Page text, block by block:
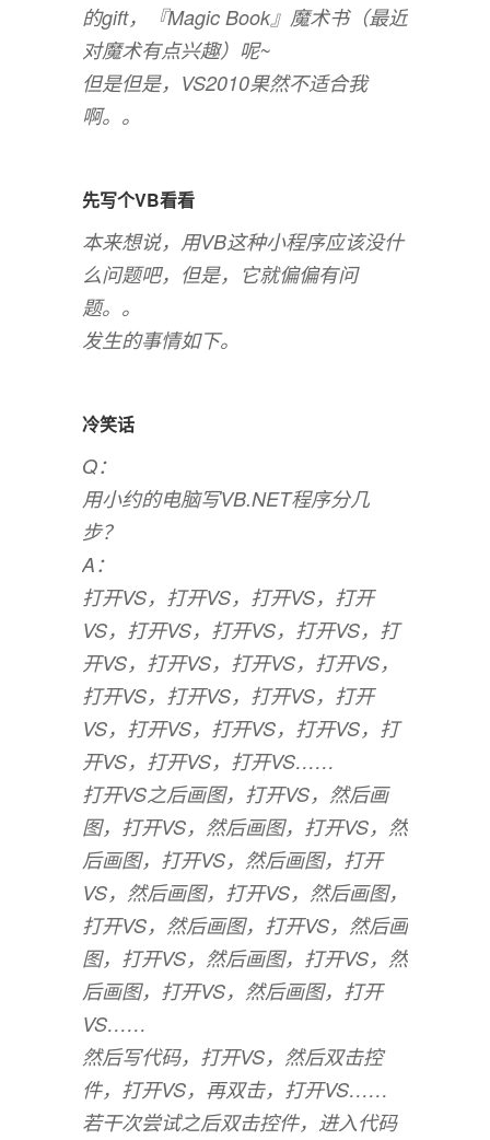
的gift，『Magic Book』魔术书（最近
对魔术有点兴趣）呢~
但是但是，VS2010果然不适合我
啊。。
先写个VB看看
本来想说，用VB这种小程序应该没什
么问题吧，但是，它就偏偏有问
题。。
发生的事情如下。
冷笑话
Q：
用小约的电脑写VB.NET程序分几
步？
A：
打开VS，打开VS，打开VS，打开
VS，打开VS，打开VS，打开VS，打
开VS，打开VS，打开VS，打开VS，
打开VS，打开VS，打开VS，打开
VS，打开VS，打开VS，打开VS，打
开VS，打开VS，打开VS……
打开VS之后画图，打开VS，然后画
图，打开VS，然后画图，打开VS，然
后画图，打开VS，然后画图，打开
VS，然后画图，打开VS，然后画图，
打开VS，然后画图，打开VS，然后画
图，打开VS，然后画图，打开VS，然
后画图，打开VS，然后画图，打开
VS……
然后写代码，打开VS，然后双击控
件，打开VS，再双击，打开VS……
若干次尝试之后双击控件，进入代码